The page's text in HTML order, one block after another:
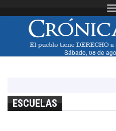
Sábado, 08 de
ESCUELAS